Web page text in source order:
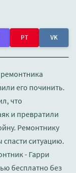
PT VK
его починить.
что
и превратили
Ремонтнику
ситуацию.
- Гарри
бесплатно без